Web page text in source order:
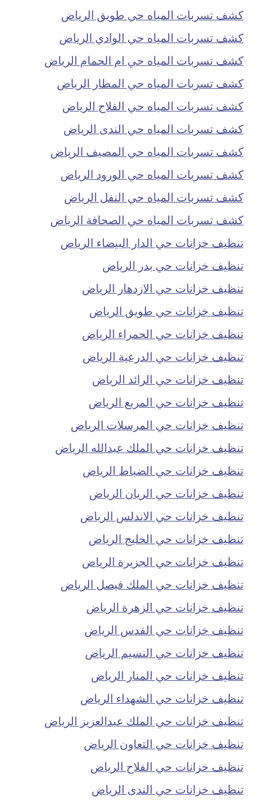
كشف تسربات المياه حي طويق الرياض
كشف تسربات المياه حي الوادي الرياض
كشف تسربات المياه حي ام الحمام الرياض
كشف تسربات المياه حي المطار الرياض
كشف تسربات المياه حي الفلاح الرياض
كشف تسربات المياه حي الندى الرياض
كشف تسربات المياه حي المصيف الرياض
كشف تسربات المياه حي الورود الرياض
كشف تسربات المياه حي النفل الرياض
كشف تسربات المياه حي الصحافة الرياض
تنظيف خزانات حي الدار البيضاء الرياض
تنظيف خزانات حي بدر الرياض
تنظيف خزانات حي الازدهار الرياض
تنظيف خزانات حي طويق الرياض
تنظيف خزانات حي الحمراء الرياض
تنظيف خزانات حي الدرعية الرياض
تنظيف خزانات حي الرائد الرياض
تنظيف خزانات حي المربع الرياض
تنظيف خزانات حي المرسلات الرياض
تنظيف خزانات حي الملك عبدالله الرياض
تنظيف خزانات حي الضباط الرياض
تنظيف خزانات حي الريان الرياض
تنظيف خزانات حي الاندلس الرياض
تنظيف خزانات حي الخليج الرياض
تنظيف خزانات حي الجزيرة الرياض
تنظيف خزانات حي الملك فيصل الرياض
تنظيف خزانات حي الزهرة الرياض
تنظيف خزانات حي القدس الرياض
تنظيف خزانات حي النسيم الرياض
تنظيف خزانات حي المنار الرياض
تنظيف خزانات حي الشهداء الرياض
تنظيف خزانات حي الملك عبدالعزيز الرياض
تنظيف خزانات حي التعاون الرياض
تنظيف خزانات حي الفلاح الرياض
تنظيف خزانات حي الندى الرياض